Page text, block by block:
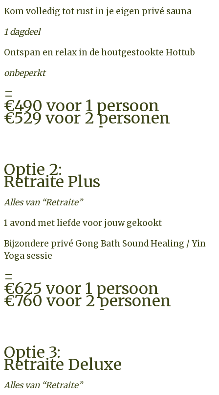
Kom volledig tot rust in je eigen privé sauna
1 dagdeel
Ontspan en relax in de houtgestookte Hottub
onbeperkt
=
€490 voor 1 persoon
€529 voor 2 personen
Optie 2:
Retraite Plus
Alles van “Retraite”
1 avond met liefde voor jouw gekookt
Bijzondere privé Gong Bath Sound Healing / Yin
Yoga sessie
=
€625 voor 1 persoon
€760 voor 2 personen
Optie 3:
Retraite Deluxe
Alles van “Retraite”